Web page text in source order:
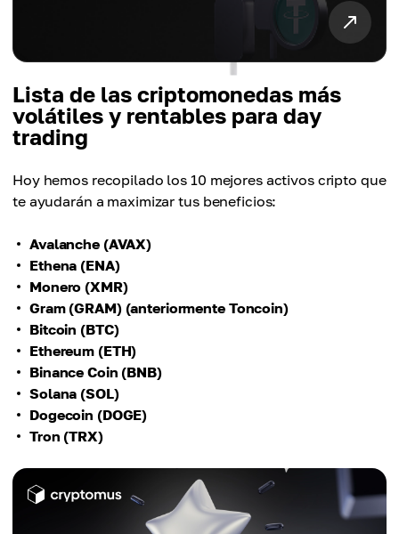
Lista de las criptomonedas más
volátiles y rentables para day
trading
Hoy hemos recopilado los 10 mejores activos cripto que
te ayudarán a maximizar tus beneficios:
Avalanche (AVAX)
Ethena (ENA)
Monero (XMR)
Gram (GRAM) (anteriormente Toncoin)
Bitcoin (BTC)
Ethereum (ETH)
Binance Coin (BNB)
Solana (SOL)
Dogecoin (DOGE)
Tron (TRX)